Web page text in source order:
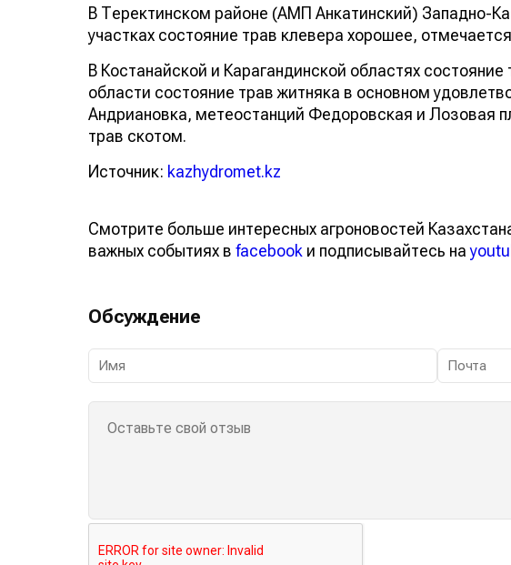
В Теректинском районе (АМП Анкатинский) Западно-
участках состояние трав клевера хорошее,
В Костанайской и Карагандинской областях
области состояние трав житняка в основном
Андриановка, метеостанций Федоровская и Лозовая
трав скотом.
Источник: kazhydromet.kz
Смотрите больше интересных агроновостей
важных событиях в facebook и подписывайтесь на
Обсуждение